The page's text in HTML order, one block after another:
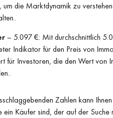
um die Marktdynamik zu
– 5.097 €: Mit durchschnittlich
Indikator für den Preis von
für Investoren, die den Wert von
Zahlen kann
Käufer sind, der auf der Suche